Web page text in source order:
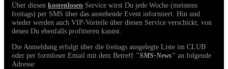
Über diesen kostenlosen Service wirst Du jede Woche (meistens
freitags) per SMS über das anstehende Event informiert. Hin und
wieder werden auch VIP-Vorteile über diesen Service verschickt, von
denen Du ebenfalls profitieren kannst.
Die Anmeldung erfolgt über die freitags ausgelegte Liste im CLUB
oder per formloser Email mit dem Betreff "SMS-News" an folgende
Adresse: